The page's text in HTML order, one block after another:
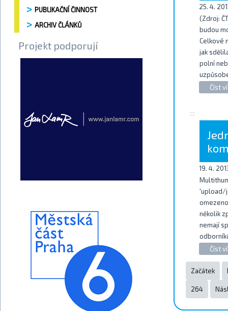
PUBLIKAČNÍ ČINNOST
ARCHIV ČLÁNKŮ
Projekt podporují
25. 4.
(Zdroj:
budou
Celkové
jak
polní
Číst
19. 4.
'upload/
několik
nemají
Číst
Začátek
264